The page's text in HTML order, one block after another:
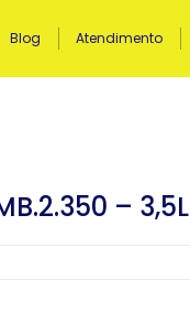
Blog Atendimento
– 3,5L